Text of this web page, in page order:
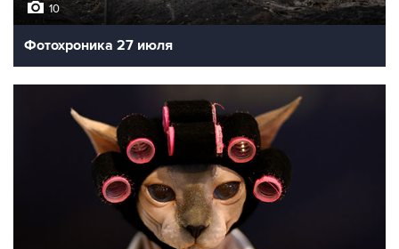
10
Фотохроника 27 июля